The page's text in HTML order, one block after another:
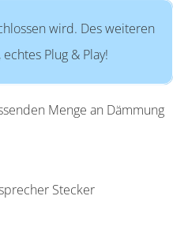
wird. Des weiteren
Plug & Play!
Menge an Dämmung
Stecker